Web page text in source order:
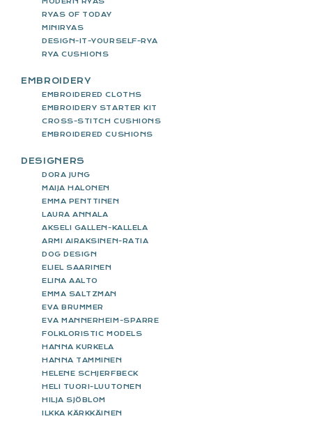
RYAS OF TODAY
MINIRYAS
DESIGN-IT-YOURSELF-RYA
RYA CUSHIONS
EMBROIDERY
EMBROIDERED CLOTHS
EMBROIDERY STARTER KIT
CROSS-STITCH CUSHIONS
EMBROIDERED CUSHIONS
DESIGNERS
DORA JUNG
MAIJA HALONEN
EMMA PENTTINEN
LAURA ANNALA
AKSELI GALLEN-KALLELA
ARMI AIRAKSINEN-RATIA
DOG DESIGN
ELIEL SAARINEN
ELINA AALTO
EMMA SALTZMAN
EVA BRUMMER
EVA MANNERHEIM-SPARRE
FOLKLORISTIC MODELS
HANNA KURKELA
HANNA TAMMINEN
HELENE SCHJERFBECK
HELI TUORI-LUUTONEN
HILJA SJÖBLOM
ILKKA KÄRKKÄINEN